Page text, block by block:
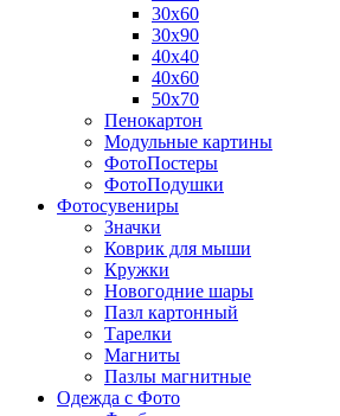
30х60
30х90
40х40
40х60
50х70
Пенокартон
Модульные картины
ФотоПостеры
ФотоПодушки
Фотоcувениры
Значки
Коврик для мыши
Кружки
Новогодние шары
Пазл картонный
Тарелки
Магниты
Пазлы магнитные
Одежда с Фото